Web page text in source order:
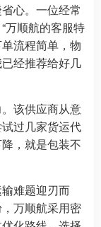
心。一位经常
万顺航的客服特
流程简单，物
经推荐给好几
该供应商从意
过几家货运代
，就是包装不
难题迎刃而
万顺航采用密